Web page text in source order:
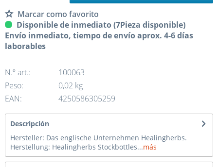
Marcar como favorito
Disponible de inmediato (7Pieza disponible)
Envío inmediato, tiempo de envío aprox. 4-6 días
laborables
N.º art.:
100063
Peso:
0,02 kg
EAN:
4250586305259
Descripción
Hersteller: Das englische Unternehmen Healingherbs.
Herstellung: Healingherbs Stockbottles...más